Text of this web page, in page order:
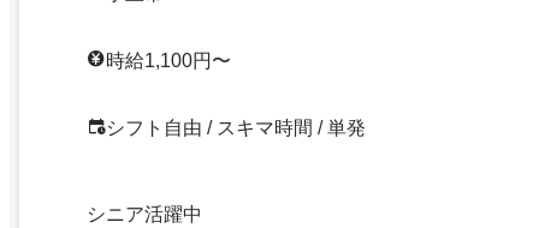
時給1,100円〜
シフト自由 / スキマ時間 / 単発
シニア活躍中